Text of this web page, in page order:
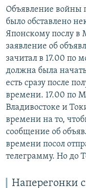
Объявление войны
было обставлено
Японскому послу в
заявление об
зачитал в 17.00 по
должна была
есть сразу после
времени. 17.00 по
Владивостоке и
времени на то,
сообщение об
времени посол
телеграмму. Но до
Наперегонки